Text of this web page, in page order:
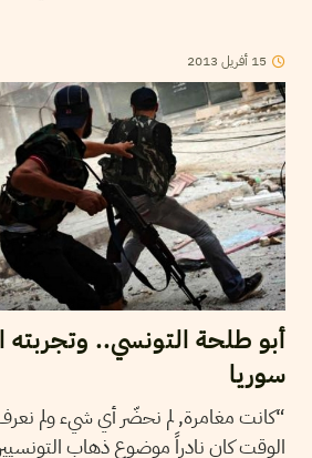
15 أفريل 2013
أبو طلحة التونسي.. وتجربته
سوريا
“كانت مغامرة, لم نحضّر أي شيء ولم
الوقت كان نادراً موضوع ذهاب